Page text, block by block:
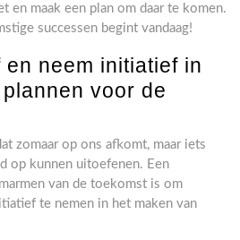
en maak een plan om daar te komen.
successen begint vandaag!
neem initiatief in
voor de
zomaar op ons afkomt, maar iets
op kunnen uitoefenen. Een
van de toekomst is om
te nemen in het maken van